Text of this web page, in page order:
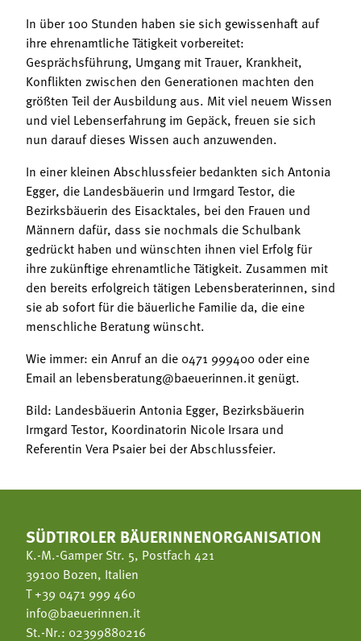
In über 100 Stunden haben sie sich gewissenhaft auf
ihre ehrenamtliche Tätigkeit vorbereitet:
Gesprächsführung, Umgang mit Trauer, Krankheit,
Konflikten zwischen den Generationen machten den
größten Teil der Ausbildung aus. Mit viel neuem Wissen
und viel Lebenserfahrung im Gepäck, freuen sie sich
nun darauf dieses Wissen auch anzuwenden.
In einer kleinen Abschlussfeier bedankten sich Antonia
Egger, die Landesbäuerin und Irmgard Testor, die
Bezirksbäuerin des Eisacktales, bei den Frauen und
Männern dafür, dass sie nochmals die Schulbank
gedrückt haben und wünschten ihnen viel Erfolg für
ihre zukünftige ehrenamtliche Tätigkeit. Zusammen mit
den bereits erfolgreich tätigen Lebensberaterinnen, sind
sie ab sofort für die bäuerliche Familie da, die eine
menschliche Beratung wünscht.
Wie immer: ein Anruf an die 0471 999400 oder eine
Email an lebensberatung@baeuerinnen.it genügt.
Bild: Landesbäuerin Antonia Egger, Bezirksbäuerin
Irmgard Testor, Koordinatorin Nicole Irsara und
Referentin Vera Psaier bei der Abschlussfeier.
SÜDTIROLER BÄUERINNENORGANISATION
K.-M.-Gamper Str. 5, Postfach 421
39100 Bozen, Italien
T+39 0471 999 460
info@baeuerinnen.it
St.-Nr.: 02399880216